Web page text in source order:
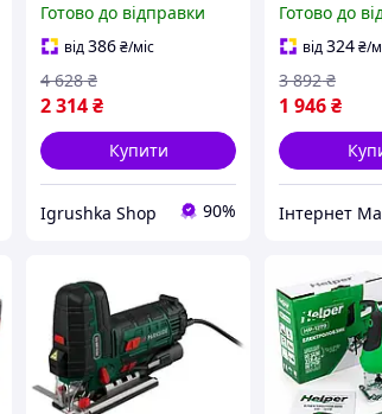
(Німеччина),
Електричний лобзик по
дереву, Електролобзик
для фанери, RYH
Готово до відправки
від386₴/міс
2 314₴
4 628 ₴
Купити
Igrushka Shop 90%
металу,
Готово до
від324₴/
1 946₴
3 892 ₴